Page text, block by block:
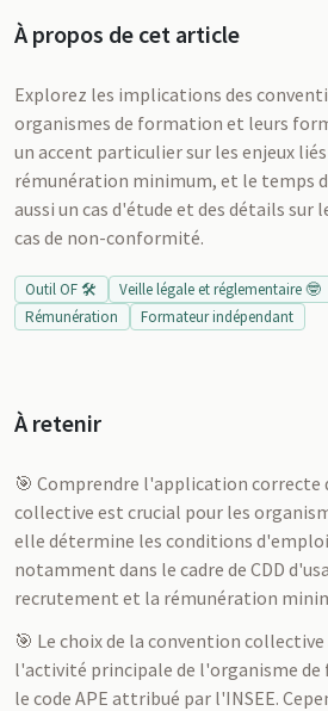
À propos de cet article
Explorez les implications des
organismes de formation et leurs
un accent particulier sur les enjeux
rémunération minimum, et le temps
aussi un cas d'étude et des détails sur
cas de non-conformité.
Outil OF 🛠️ Veille légale et réglementaire 🤓
Rémunération
Formateur indépendant
À retenir
🎯 Comprendre l'application correcte
collective est crucial pour les
elle détermine les conditions
notamment dans le cadre de CDD
recrutement et la rémunération
🎯 Le choix de la convention
l'activité principale de l'organisme
le code APE attribué par l'INSEE.